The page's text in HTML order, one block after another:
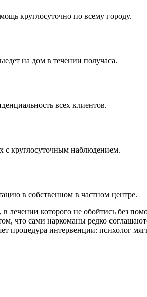
круглосуточно по всему городу.
на дом в течении получаса.
всех клиентов.
с круглосуточным наблюдением.
в собственном в частном центре.
в лечении которого не обойтись без
что сами наркоманы редко
процедура интервенции: психолог